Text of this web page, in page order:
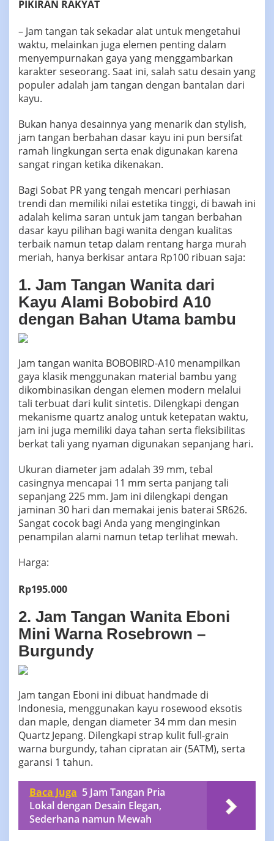
Rp100
Ribuan
PIKIRAN RAKYAT
– Jam tangan tak sekadar alat untuk mengetahui
waktu, melainkan juga elemen penting dalam
menyempurnakan gaya yang menggambarkan
karakter seseorang. Saat ini, salah satu desain yang
populer adalah jam tangan dengan bantalan dari
kayu.
Bukan hanya desainnya yang menarik dan stylish,
jam tangan berbahan dasar kayu ini pun bersifat
ramah lingkungan serta enak digunakan karena
sangat ringan ketika dikenakan.
Bagi Sobat PR yang tengah mencari perhiasan
trendi dan memiliki nilai estetika tinggi, di bawah ini
adalah kelima saran untuk jam tangan berbahan
dasar kayu pilihan bagi wanita dengan kualitas
terbaik namun tetap dalam rentang harga murah
meriah, hanya berkisar antara Rp100 ribuan saja:
1. Jam Tangan Wanita dari
Kayu Alami Bobobird A10
dengan Bahan Utama bambu
Jam tangan wanita BOBOBIRD-A10 menampilkan
gaya klasik menggunakan material bambu yang
dikombinasikan dengan elemen modern melalui
tali terbuat dari kulit sintetis. Dilengkapi dengan
mekanisme quartz analog untuk ketepatan waktu,
jam ini juga memiliki daya tahan serta fleksibilitas
berkat tali yang nyaman digunakan sepanjang hari.
Ukuran diameter jam adalah 39 mm, tebal
casingnya mencapai 11 mm serta panjang tali
sepanjang 225 mm. Jam ini dilengkapi dengan
jaminan 30 hari dan memakai jenis baterai SR626.
Sangat cocok bagi Anda yang menginginkan
penampilan alami namun tetap terlihat mewah.
Harga:
Rp195.000
2. Jam Tangan Wanita Eboni
Mini Warna Rosebrown –
Burgundy
Jam tangan Eboni ini dibuat handmade di
Indonesia, menggunakan kayu rosewood eksotis
dan maple, dengan diameter 34 mm dan mesin
Quartz Jepang. Dilengkapi strap kulit full-grain
warna burgundy, tahan cipratan air (5ATM), serta
garansi 1 tahun.
Baca Juga 5 Jam Tangan Pria
Lokal dengan Desain Elegan,
Sederhana namun Mewah